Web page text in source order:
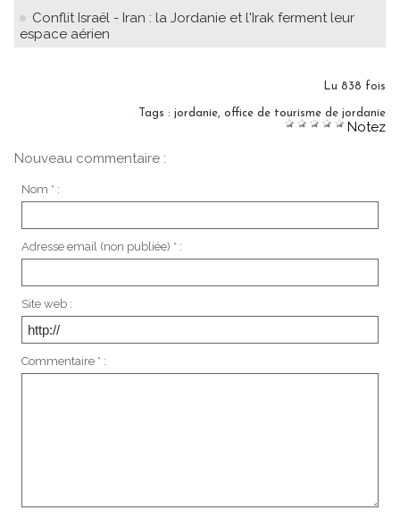
Conflit Israël - Iran : la Jordanie et l'Irak ferment leur
espace aérien
Lu 838 fois
Tags : jordanie office de tourisme de jordanie
Notez
Nouveau commentaire :
Nom * :
Adresse email (non publiée) * :
Site web :
Commentaire * :